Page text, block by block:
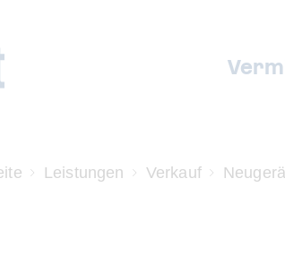
Leistungen Verkauf